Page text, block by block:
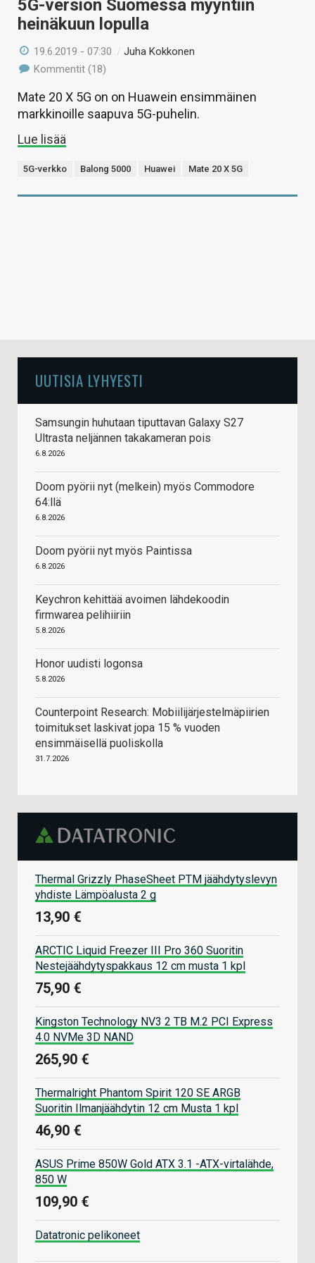
5G-version Suomessa myyntiin
heinäkuun lopulla
19.6.2019 - 07:30 /Juha Kokkonen
Kommentit (18)
Mate 20 X 5G on on Huawein ensimmäinen
markkinoille saapuva 5G-puhelin.
Lue lisää
5G-verkko Balong 5000 Huawei Mate 20 X 5G
UUTISIA LYHYESTI
Samsungin huhutaan tiputtavan Galaxy S27
Ultrasta neljännen takakameran pois
6.8.2026
Doom pyörii nyt (melkein) myös Commodore
64:llä
6.8.2026
Doom pyörii nyt myös Paintissa
6.8.2026
Keychron kehittää avoimen lähdekoodin
firmwarea pelihiiriin
5.8.2026
Honor uudisti logonsa
5.8.2026
Counterpoint Research: Mobiilijärjestelmäpiirien
toimitukset laskivat jopa 15 % vuoden
ensimmäisellä puoliskolla
31.7.2026
Thermal Grizzly PhaseSheet PTM jäähdytyslevyn
yhdiste Lämpöalusta 2 g
13,90 €
ARCTIC Liquid Freezer III Pro 360 Suoritin
Nestejäähdytyspakkaus 12 cm musta 1 kpl
75,90 €
Kingston Technology NV3 2 TB M.2 PCI Express
4.0 NVMe 3D NAND
265,90 €
Thermalright Phantom Spirit 120 SE ARGB
Suoritin Ilmanjäähdytin 12 cm Musta 1 kpl
46,90 €
ASUS Prime 850W Gold ATX 3.1 -ATX-virtalähde,
850 W
109,90 €
Datatronic pelikoneet